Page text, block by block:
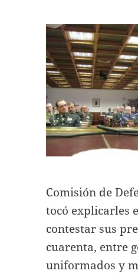
Comisión de
tocó explicarles
contestar sus
cuarenta, entre
uniformados y